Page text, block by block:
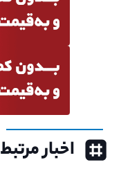
اخبار مرتبط